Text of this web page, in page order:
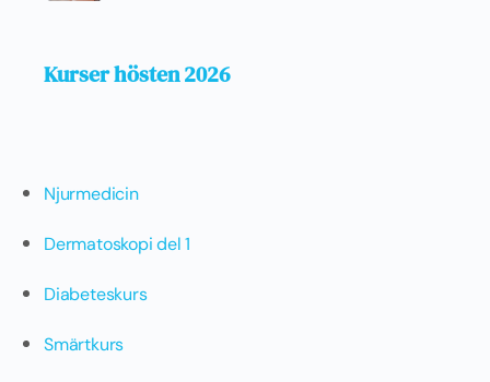
Kurser hösten 2026
Njurmedicin
Dermatoskopi del 1
Diabeteskurs
Smärtkurs